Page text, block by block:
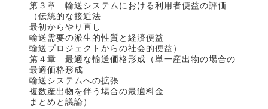
第３章 輸送システムにおける利用者便益の評価
（伝統的な接近法
最初からやり直し
輸送需要の派生的性質と経済便益
輸送プロジェクトからの社会的便益）
第４章 最適な輸送価格形成（単一産出物の場合の
最適価格形成
輸送システムへの拡張
複数産出物を伴う場合の最適料金
まとめと議論）